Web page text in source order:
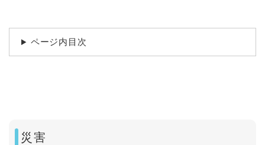
ページ内目次
災害